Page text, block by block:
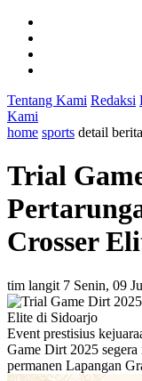
Tentang Kami Redaksi
Kami
home sports detail berita
Trial
Crosser
tim langit 7 Senin, 09
Event prestisius
Game Dirt 2025
permanen Lapangan